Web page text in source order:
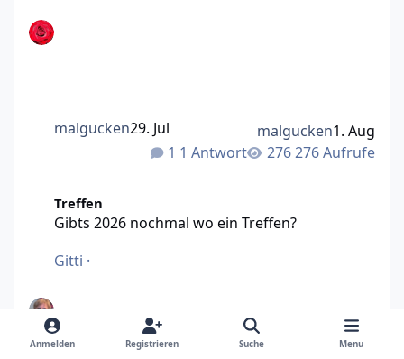
1 Antwort 276 Aufrufe
malgucken29. Jul malgucken1. Aug
Treffen
Gibts 2026 nochmal wo ein Treffen?
Gitti ·
Gitti
Anmelden Registrieren Suche Menu